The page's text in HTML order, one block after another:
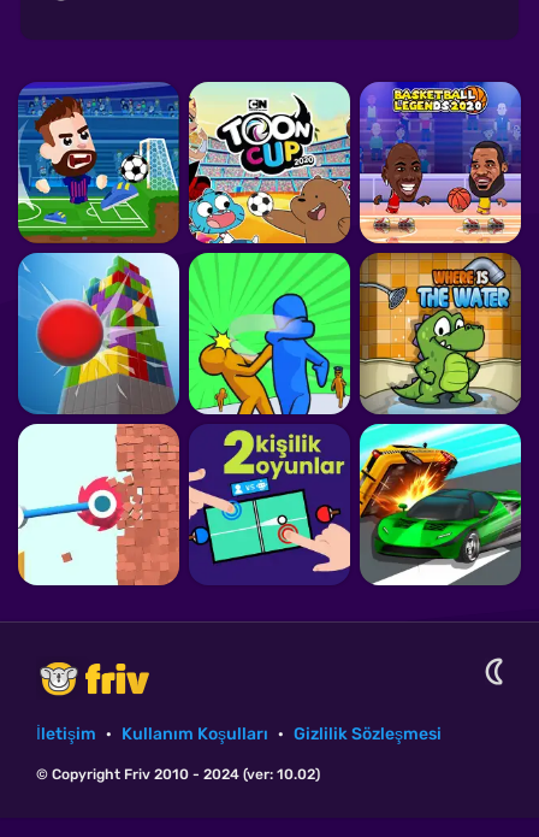
İletişim · Kullanım Koşulları · Gizlilik Sözleşmesi
© Copyright Friv 2010 - 2024 (ver: 10.02)